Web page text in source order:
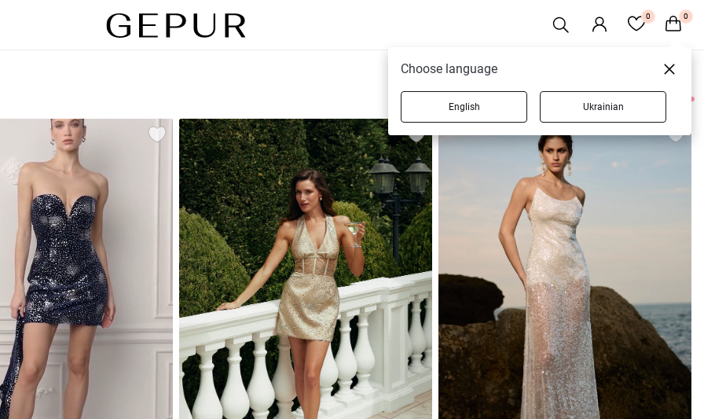
0 0
5 товарів
Choose language
English Ukrainian